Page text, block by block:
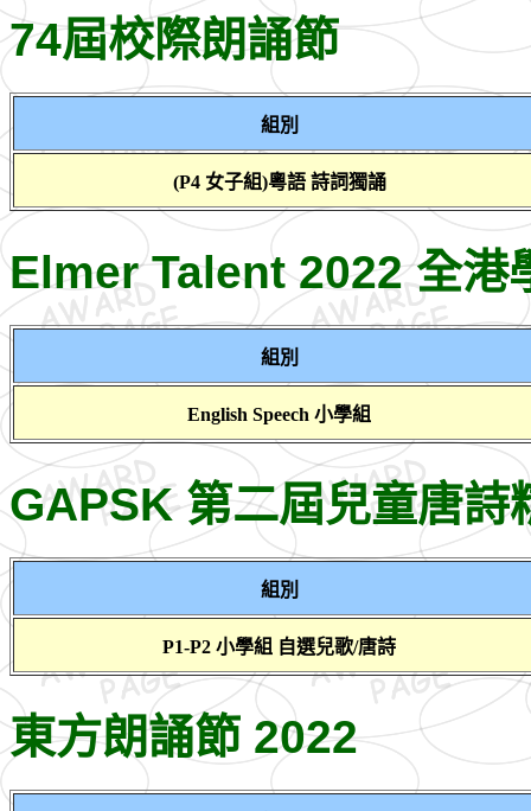
74屆校際朗誦節
組別
(P4 女子組)粵語 詩詞獨誦
Elmer Talent 2022 全港
組別
English Speech 小學組
GAPSK 第二屆兒童唐詩
組別
P1-P2 小學組 自選兒歌/唐詩
東方朗誦節 2022